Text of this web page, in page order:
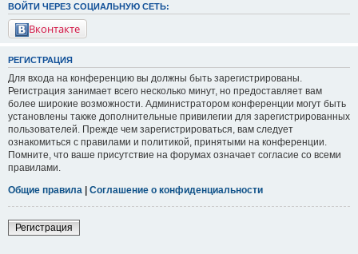
ВОЙТИ ЧЕРЕЗ СОЦИАЛЬНУЮ СЕТЬ:
Вконтакте
РЕГИСТРАЦИЯ
Для входа на конференцию вы должны быть зарегистрированы.
Регистрация занимает всего несколько минут, но предоставляет вам
более широкие возможности. Администратором конференции могут быть
установлены также дополнительные привилегии для зарегистрированных
пользователей. Прежде чем зарегистрироваться, вам следует
ознакомиться с правилами и политикой, принятыми на конференции.
Помните, что ваше присутствие на форумах означает согласие со всеми
правилами.
Общие правила
Соглашение о конфиденциальности
Регистрация